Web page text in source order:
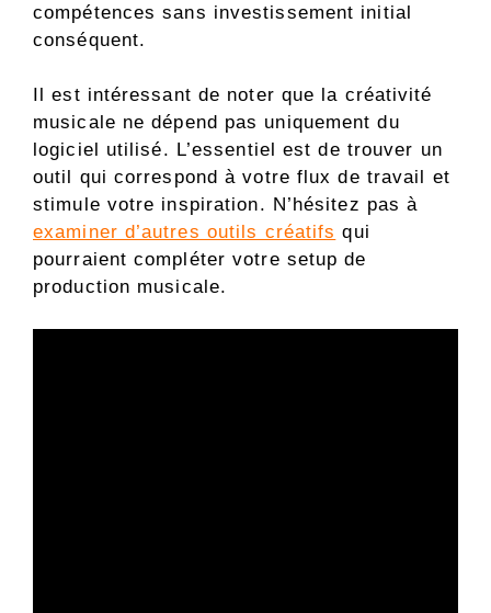
compétences sans investissement initial
conséquent.
Il est intéressant de noter que la créativité
musicale ne dépend pas uniquement du
logiciel utilisé. L’essentiel est de trouver un
outil qui correspond à votre flux de travail et
stimule votre inspiration. N’hésitez pas à
examiner d’autres outils créatifs qui
pourraient compléter votre setup de
production musicale.